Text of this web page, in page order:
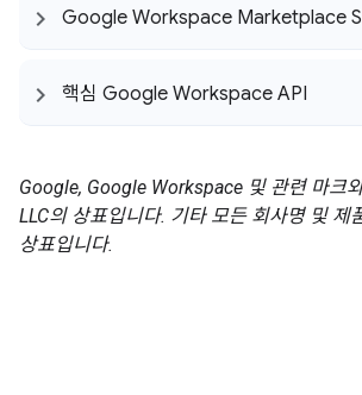
Google Workspace Marketplace
핵심 Google Workspace API
Google, Google Workspace 및 관련 마크
LLC의 상표입니다. 기타 모든 회사명 및 제
상표입니다.